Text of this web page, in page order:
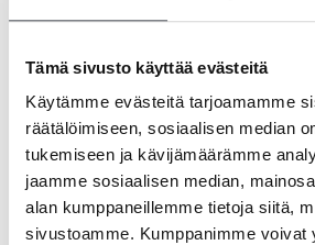
Tämä sivusto käyttää evästeitä
Käytämme evästeitä tarjoamamme
räätälöimiseen, sosiaalisen median
tukemiseen ja kävijämäärämme
jaamme sosiaalisen median,
alan kumppaneillemme tietoja siitä,
sivustoamme. Kumppanimme voivat